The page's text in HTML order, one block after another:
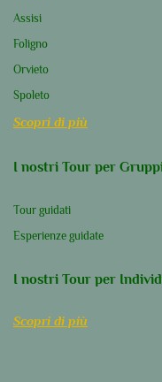
Assisi
Foligno
Orvieto
Spoleto
Scopri di più
I nostri Tour per
Tour guidati
Esperienze guidate
I nostri Tour per
Scopri di più